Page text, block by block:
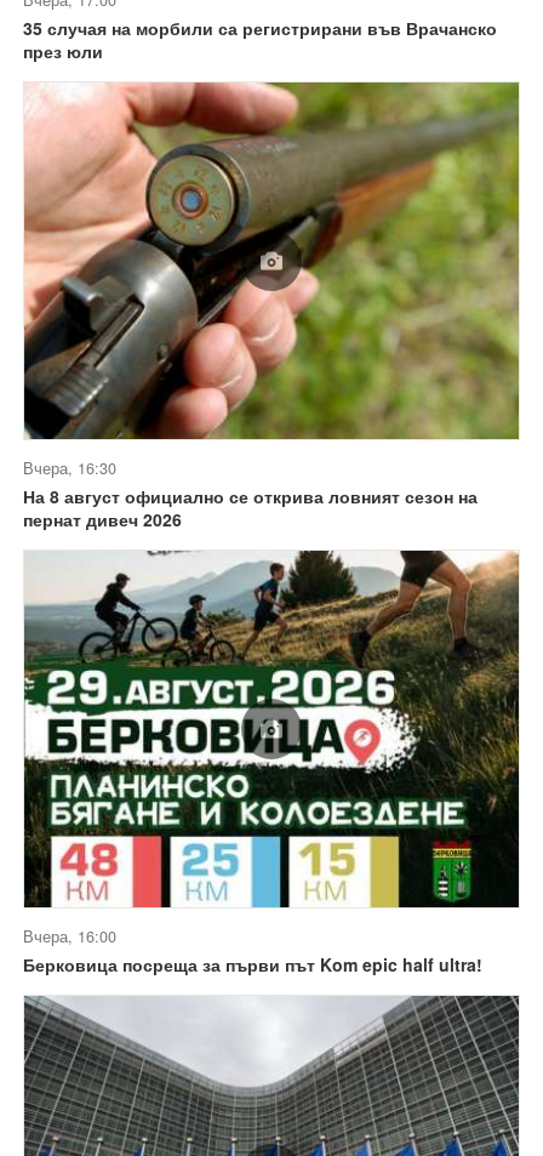
35 случая на морбили са регистрирани във Врачанско
през юли
Вчера, 16:30
На 8 август официално се открива ловният сезон на
пернат дивеч 2026
Вчера, 16:00
Берковица посреща за първи път Kom epic half ultra!